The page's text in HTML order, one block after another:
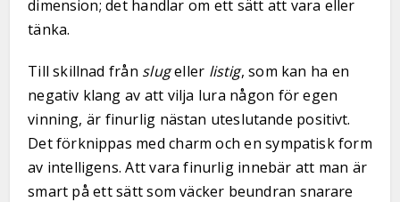
dimension; det handlar om ett sätt att vara eller
tänka.
Till skillnad från slugeller listig, som kan ha en
negativ klang av att vilja lura någon för egen
vinning, är finurlig nästan uteslutande positivt.
Det förknippas med charm och en sympatisk form
av intelligens. Att vara finurlig innebär att man är
smart på ett sätt som väcker beundran snarare